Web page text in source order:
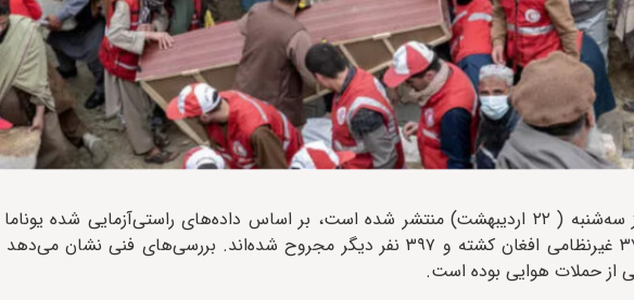
، این گزارش که امروز سه‌شنبه ( ۲۲ اردیبهشت) منتشر شده است، بر اساس داده‌های راستی‌آزمایی
ژانویه تا ۳۱ مارس ۲۰۲۶، دست‌کم ۳۷۲ غیرنظامی افغان کشته و ۳۹۷ نفر دیگر مجروح شده‌اند.